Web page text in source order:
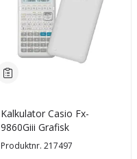
Kalkulator Casio Fx-
9860Giii Grafisk
Produktnr. 217497